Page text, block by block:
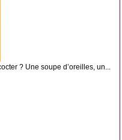
? Une soupe d’oreilles, un...